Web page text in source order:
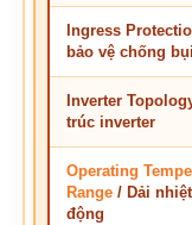
Ingress
bảo vệ chống
Inverter
trúc inverter
Operating
Range/ Dải
động